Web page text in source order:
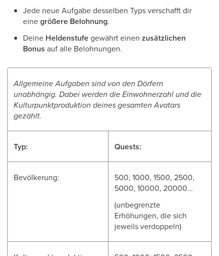
Jede neue Aufgabe desselben Typs verschafft dir
einegrößere Belohnung.
Deine Heldenstufegewährt einen zusätzlichen
Bonus auf alle Belohnungen.
Allgemeine Aufgaben sind von den Dörfern
unabhängig. Dabei werden die Einwohnerzahl und die
Kulturpunktproduktion deines gesamten Avatars
gezählt.
Typ: Quests:
Bevölkerung:
500, 1000, 1500, 2500,
5000, 10000, 20000...
(unbegrenzte
Erhöhungen, die sich
jeweils verdoppeln)